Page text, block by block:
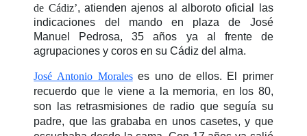
de Cádiz’, atienden ajenos al alboroto oficial las
indicaciones del mando en plaza de José
Manuel Pedrosa, 35 años ya al frente de
agrupaciones y coros en su Cádiz del alma.
José Antonio Moraleses uno de ellos. El primer
recuerdo que le viene a la memoria, en los 80,
son las retrasmisiones de radio que seguía su
padre, que las grababa en unos casetes, y que